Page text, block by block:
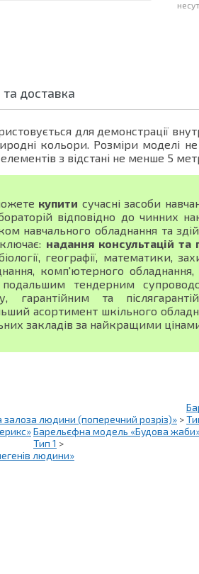
доставка
для демонстрації
кольори. Розміри моделі
з відстані не менше 5
купити сучасні засоби
відповідно до чинних
навчального обладнання та
надання консультацій та
географії, математики,
комп'ютерного
подальшим тендерним
гарантійним та
асортимент шкільного
закладів за найкращими цінами
людини (поперечний розріз)» >
Барельєфна модель «Будова
Тип 1 >
людини»